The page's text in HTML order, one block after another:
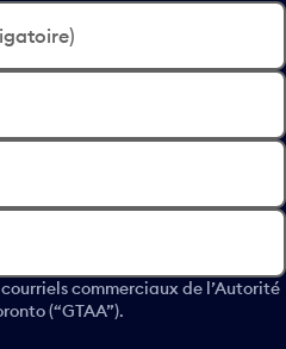
commerciaux de l’Autorité
(“GTAA”).